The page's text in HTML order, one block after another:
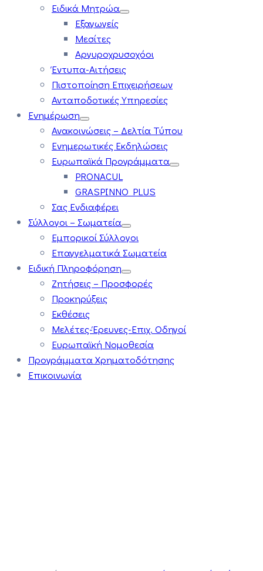
Ειδικά Μητρώα
Εξαγωγείς
Μεσίτες
Αργυροχρυσοχόοι
Έντυπα-Αιτήσεις
Πιστοποίηση Επιχειρήσεων
Ανταποδοτικές Υπηρεσίες
Ενημέρωση
Ανακοινώσεις – Δελτία Τύπου
Ενημερωτικές Εκδηλώσεις
Ευρωπαϊκά Προγράμματα
PRONACUL
GRASPINNO PLUS
Σας Ενδιαφέρει
Σύλλογοι – Σωματεία
Εμπορικοί Σύλλογοι
Επαγγελματικά Σωματεία
Ειδική Πληροφόρηση
Ζητήσεις – Προσφορές
Προκηρύξεις
Εκθέσεις
Μελέτες-Έρευνες-Επιχ. Οδηγοί
Ευρωπαϊκή Νομοθεσία
Προγράμματα Χρηματοδότησης
Επικοινωνία